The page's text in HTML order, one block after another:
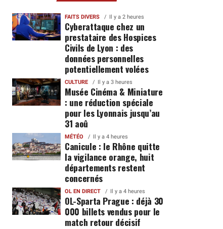
FAITS DIVERS Il y a 2 heures
Cyberattaque chez un
prestataire des Hospices
Civils de Lyon : des
données personnelles
potentiellement volées
CULTURE Il y a 3 heures
Musée Cinéma & Miniature
: une réduction spéciale
pour les Lyonnais jusqu’au
31 aoû
MÉTÉO Il y a 4 heures
Canicule : le Rhône quitte
la vigilance orange, huit
départements restent
concernés
OL EN DIRECT Il y a 4 heures
OL-Sparta Prague : déjà 30
000 billets vendus pour le
match retour décisif